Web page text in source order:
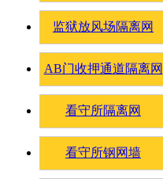
监狱放风场隔离网
AB门收押通道隔离网
看守所隔离网
看守所钢网墙